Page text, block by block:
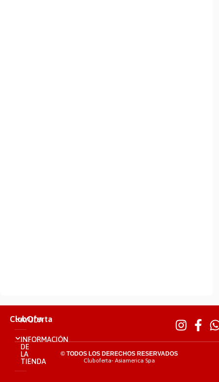
ClubOferta
AYUDA
INFORMACIÓN
DE
LA
TIENDA
© TODOS LOS DERECHOS RESERVADOS
Cluboferta- Asiamerica Spa